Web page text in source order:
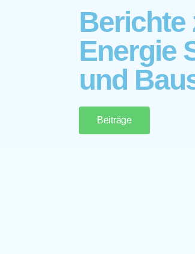
Berichte
Energie
und
Beiträge